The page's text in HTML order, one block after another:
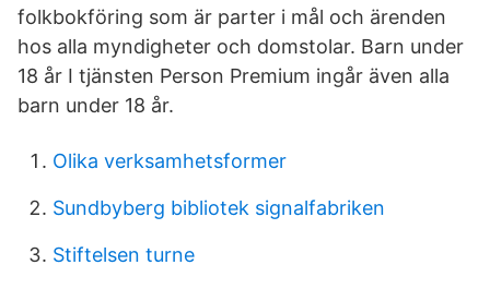
folkbokföring som är parter i mål och ärenden
hos alla myndigheter och domstolar. Barn under
18 år I tjänsten Person Premium ingår även alla
barn under 18 år.
Olika verksamhetsformer
Sundbyberg bibliotek signalfabriken
Stiftelsen turne